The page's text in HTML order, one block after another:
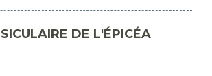
DE L'ÉPICÉA